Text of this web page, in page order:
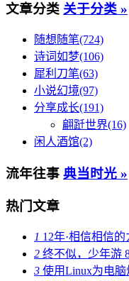
文章分类 关于分类 »
随想随笔(724)
诗词如梦(106)
犀利刀笔(63)
小说幻境(97)
分享成长(191)
翩跹世界(16)
闲人酒馆(2)
流年往事 典当时光 »
热门文章
1 12年·相信相信的
2 终不似，少年游
3 使用Linux为电